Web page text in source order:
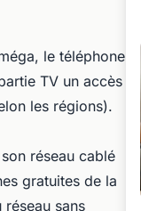
le téléphone
TV un accès
les régions).
réseau cablé
gratuites de la
sans